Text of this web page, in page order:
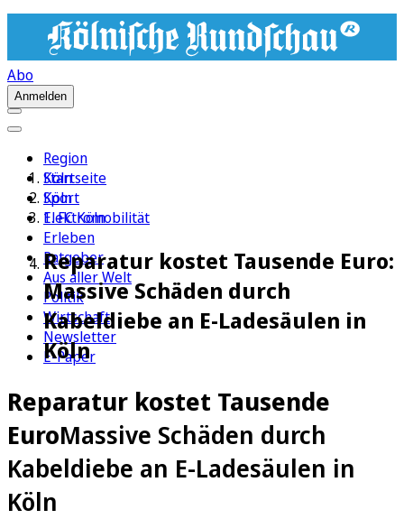
Abo
Anmelden
Region
Köln
Sport
1. FC Köln
Erleben
Ratgeber
Aus aller Welt
Politik
Wirtschaft
Newsletter
E-Paper
Startseite
Köln
Elektromobilität
Reparatur kostet Tausende Euro:
Massive Schäden durch
Kabeldiebe an E-Ladesäulen in
Köln
Reparatur kostet Tausende
EuroMassive Schäden durch
Kabeldiebe an E-Ladesäulen in
Köln